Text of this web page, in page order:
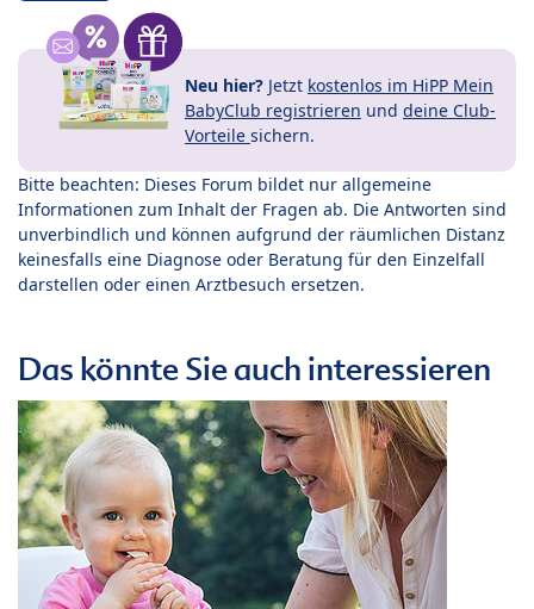
Neu hier? Jetzt kostenlos im HiPP Mein
BabyClub registrieren und deine Club-
Vorteile sichern.
Bitte beachten: Dieses Forum bildet nur allgemeine
Informationen zum Inhalt der Fragen ab. Die Antworten sind
unverbindlich und können aufgrund der räumlichen Distanz
keinesfalls eine Diagnose oder Beratung für den Einzelfall
darstellen oder einen Arztbesuch ersetzen.
Das könnte Sie auch interessieren